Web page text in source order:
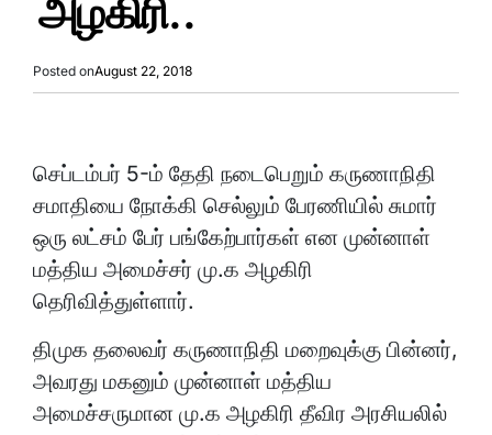
அழகிரி..
Posted onAugust 22, 2018
செப்டம்பர் 5-ம் தேதி நடைபெறும் கருணாநிதி
சமாதியை நோக்கி செல்லும் பேரணியில் சுமார்
ஒரு லட்சம் பேர் பங்கேற்பார்கள் என முன்னாள்
மத்திய அமைச்சர் மு.க அழகிரி
தெரிவித்துள்ளார்.
திமுக தலைவர் கருணாநிதி மறைவுக்கு பின்னர்,
அவரது மகனும் முன்னாள் மத்திய
அமைச்சருமான மு.க அழகிரி தீவிர அரசியலில்